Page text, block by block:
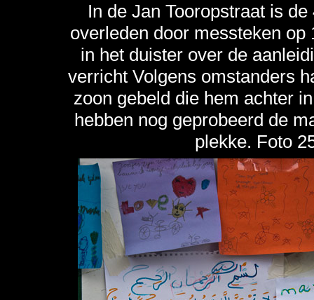
In de Jan Tooropstraat is
overleden door messteken
in het duister over de
verricht Volgens omstanders
zoon gebeld die hem achter
hebben nog geprobeerd de
plekke. Foto